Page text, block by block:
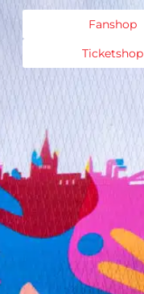
Fanshop
Ticketshop